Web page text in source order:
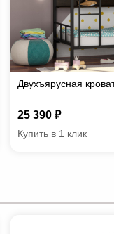
Двухъярусная
25 390 ₽
Купить в 1 клик